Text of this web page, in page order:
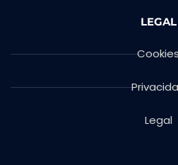
LEGAL
Legal